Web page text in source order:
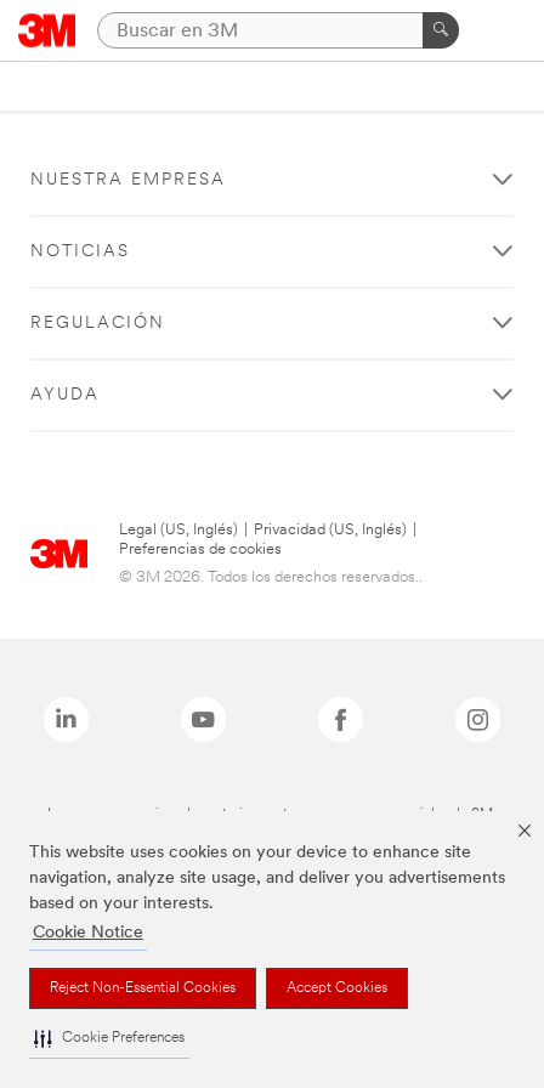
This website uses cookies on your device to enhance site
navigation, analyze site usage, and deliver you advertisements
based on your interests.
Cookie Notice
Reject Non-Essential Cookies Accept Cookies
Cookie Preferences
NUESTRA EMPRESA
NOTICIAS
REGULACIÓN
AYUDA
Legal (US, Inglés) Privacidad (US, Inglés)
Preferencias de cookies
© 3M 2026. Todos los derechos reservados..
Las marcas mencionadas anteriormente son marcas comerciales de 3M.